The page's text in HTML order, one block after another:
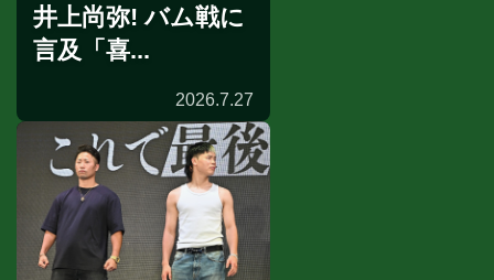
井上尚弥! バム戦に
言及「喜...
2026.7.27